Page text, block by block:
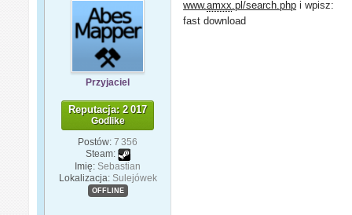
Przyjaciel
Reputacja: 2 017
Godlike
Postów: 7 356
Steam:
Imię: Sebastian
Lokalizacja: Sulejówek
OFFLINE
www.amxx .pl/search.php i wpisz:
fast download